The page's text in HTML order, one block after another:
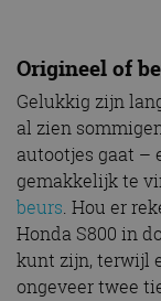
Origineel of
Gelukkig zijn
al zien
autootjes gaat –
gemakkelijk te
beurs. Hou er
Honda S800 in
kunt zijn, terwijl
ongeveer twee